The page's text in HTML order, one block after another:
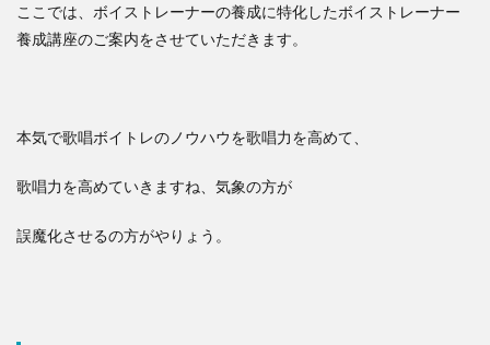
ここでは、ボイストレーナーの養成に特化したボイストレーナー
養成講座のご案内をさせていただきます。
本気で歌唱ボイトレのノウハウを歌唱力を高めて、
歌唱力を高めていきますね、気象の方が
誤魔化させるの方がやりょう。